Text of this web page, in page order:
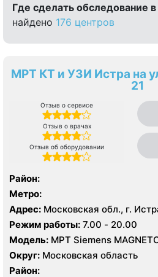
Где сделать обследование
найдено 176 центров
МРТ КТ и УЗИ Истра на
21
Отзыв о сервисе
Отзыв о врачах
Отзыв об оборудовании
Район:
Метро:
Адрес: Московская обл., г.
Режим работы: 7.00 - 20.00
Модель: МРТ Siemens
КТ Siemens SOMATOM Scope 16
Округ: Московская область
Район: